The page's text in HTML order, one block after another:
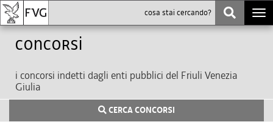
Concorsi
i concorsi indetti dagli enti pubblici del Friuli Venezia
Giulia
CERCA CONCORSI